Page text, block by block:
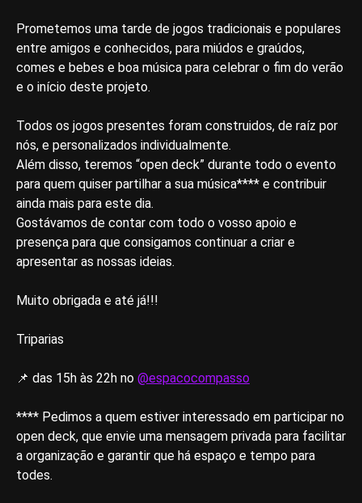
Prometemos uma tarde de jogos tradicionais e populares
entre amigos e conhecidos, para miúdos e graúdos,
comes e bebes e boa música para celebrar o fim do verão
e o início deste projeto.
Todos os jogos presentes foram construidos, de raíz por
nós, e personalizados individualmente.
Além disso, teremos “open deck” durante todo o evento
para quem quiser partilhar a sua música**** e contribuir
ainda mais para este dia.
Gostávamos de contar com todo o vosso apoio e
presença para que consigamos continuar a criar e
apresentar as nossas ideias.
Muito obrigada e até já!!!
Triparias
📌 das 15h às 22h no @espacocompasso
**** Pedimos a quem estiver interessado em participar no
open deck, que envie uma mensagem privada para facilitar
a organização e garantir que há espaço e tempo para
todes.